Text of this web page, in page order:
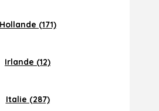
Hollande (171)
Irlande (12)
Italie (287)